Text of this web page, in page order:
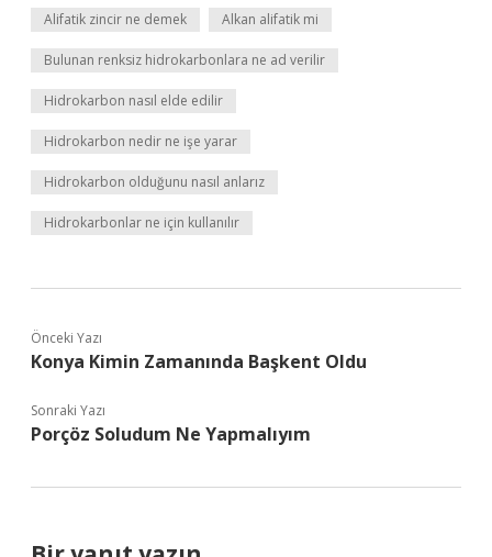
Alifatik zincir ne demek Alkan alifatik mi
Bulunan renksiz hidrokarbonlara ne ad verilir
Hidrokarbon nasıl elde edilir
Hidrokarbon nedir ne işe yarar
Hidrokarbon olduğunu nasıl anlarız
Hidrokarbonlar ne için kullanılır
Önceki Yazı
Konya Kimin Zamanında Başkent Oldu
Sonraki Yazı
Porçöz Soludum Ne Yapmalıyım